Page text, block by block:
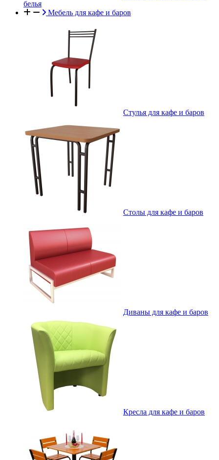
белья
Мебель для кафе и баров
Стулья для кафе и баров
Столы для кафе и баров
Диваны для кафе и баров
Кресла для кафе и баров